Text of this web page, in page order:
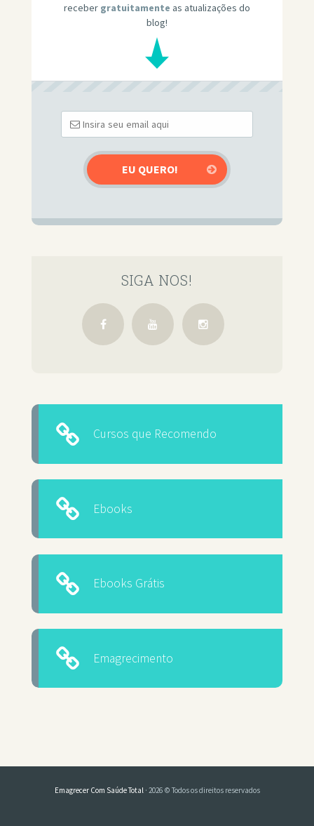
receber gratuitamente as atualizações do
blog!
SIGA NOS!
Cursos que Recomendo
Ebooks
Ebooks Grátis
Emagrecimento
Emagrecer Com Saúde Total · 2026 © Todos os direitos reservados